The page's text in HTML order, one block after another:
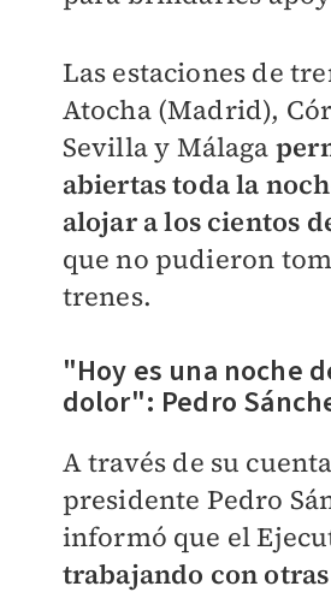
Las estaciones de
Atocha (Madrid),
Sevilla y Málaga
abiertas toda la
alojar a los cientos
que no pudieron
trenes.
"Hoy es una noche
dolor": Pedro
A través de su
presidente Pedro
informó que el
trabajando con otras